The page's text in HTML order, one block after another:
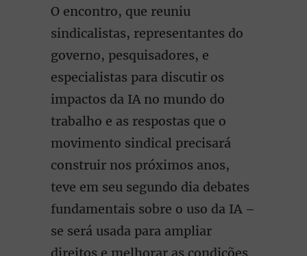
O encontro, que reuniu
sindicalistas, representantes do
governo, pesquisadores, e
especialistas para discutir os
impactos da IA no mundo do
trabalho e as respostas que o
movimento sindical precisará
construir nos próximos anos,
teve em seu segundo dia debates
fundamentais sobre o uso da IA –
se será usada para ampliar